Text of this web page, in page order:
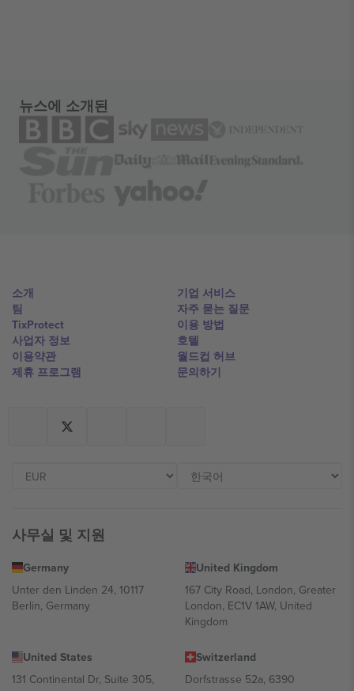
뉴스에 소개된
소개
팀
TixProtect
사업자 정보
이용약관
제휴 프로그램
기업 서비스
자주 묻는 질문
이용 방법
호텔
월드컵 허브
문의하기
사무실 및 지원
Germany
Unter den Linden 24, 10117
Berlin, Germany
United Kingdom
167 City Road, London, Greater
London, EC1V 1AW, United
Kingdom
United States
131 Continental Dr, Suite 305,
Switzerland
Dorfstrasse 52a, 6390